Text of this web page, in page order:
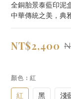
全銅胎景泰藍印泥
中華傳統之美，典
NT$2,400
顏色 : 紅
紅 黑 淺